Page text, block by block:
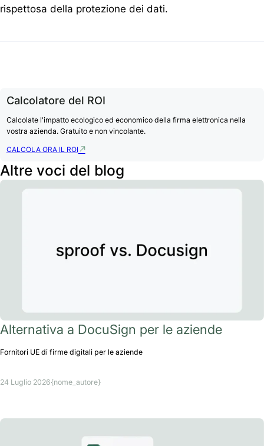
rispettosa della protezione dei dati.
Calcolatore del ROI
Calcolate l'impatto ecologico ed economico della firma elettronica nella
vostra azienda. Gratuito e non vincolante.
CALCOLA ORA IL ROI
Altre voci del blog
Alternativa a DocuSign per le aziende
Fornitori UE di firme digitali per le aziende
24 Luglio 2026{nome_autore}